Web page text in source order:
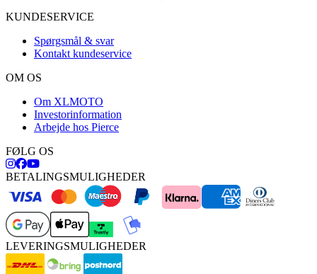
KUNDESERVICE
Spørgsmål & svar
Kontakt kundeservice
OM OS
Om XLMOTO
Investorinformation
Arbejde hos Pierce
FØLG OS
BETALINGSMULIGHEDER
LEVERINGSMULIGHEDER